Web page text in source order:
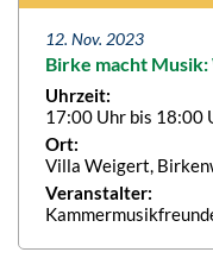
12. Nov. 2023
Birke macht
Uhrzeit:
17:00 Uhr bis 18:00
Ort:
Villa Weigert,
Veranstalter: